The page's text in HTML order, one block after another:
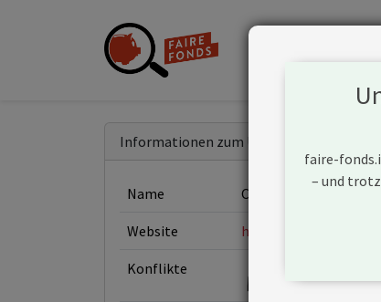
Informationen zum Unternehmen
Name Cemex SAB de CV
Website https://
Konflikte
faire-
– und